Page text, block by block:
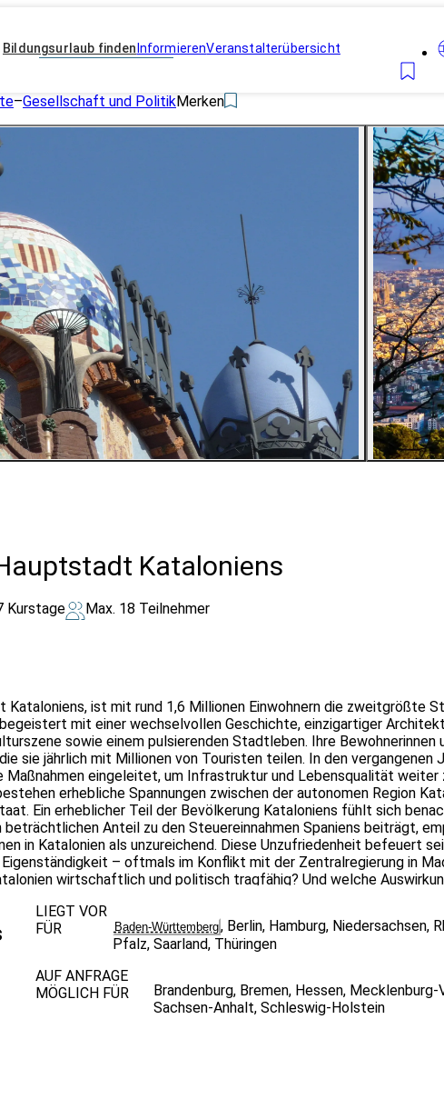
Bildungsurlaub finden InformierenVeranstalterübersicht
–Gesellschaft und PolitikMerken
Kataloniens
Kurstage Max. 18 Teilnehmer
Kataloniens, ist mit rund 1,6 Millionen Einwohnern die zweitgrößte
mit einer wechselvollen Geschichte, einzigartiger
sowie einem pulsierenden Stadtleben. Ihre Bewohnerinnen
sie jährlich mit Millionen von Touristen teilen. In den vergangenen
Maßnahmen eingeleitet, um Infrastruktur und Lebensqualität weiter
erhebliche Spannungen zwischen der autonomen Region
Ein erheblicher Teil der Bevölkerung Kataloniens fühlt sich
beträchtlichen Anteil zu den Steuereinnahmen Spaniens beiträgt,
in Katalonien als unzureichend. Diese Unzufriedenheit befeuert
– oftmals im Konflikt mit der Zentralregierung in
wirtschaftlich und politisch tragfähig? Und welche
die Europäische Union?
LIEGT VOR
FÜR
Baden-Württemberg, Berlin, Hamburg, Niedersachsen,
Pfalz, Saarland, Thüringen
AUF ANFRAGE
MÖGLICH FÜR
Brandenburg, Bremen, Hessen, Mecklenburg-
Sachsen-Anhalt, Schleswig-Holstein